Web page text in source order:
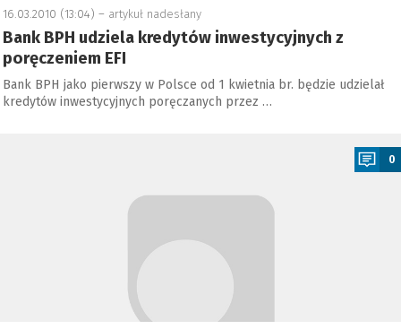
16.03.2010 (13:04) – artykuł nadesłany
Bank BPH udziela kredytów inwestycyjnych z
poręczeniem EFI
Bank BPH jako pierwszy w Polsce od 1 kwietnia br. będzie udzielał
kredytów inwestycyjnych poręczanych przez …
0